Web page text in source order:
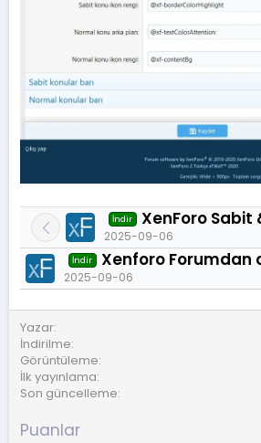
İndir
2025-09-06
İndir
2025-09-06
Yazar
İndirilme
Görüntüleme
İlk yayınlama
Son güncelleme
Puanlar